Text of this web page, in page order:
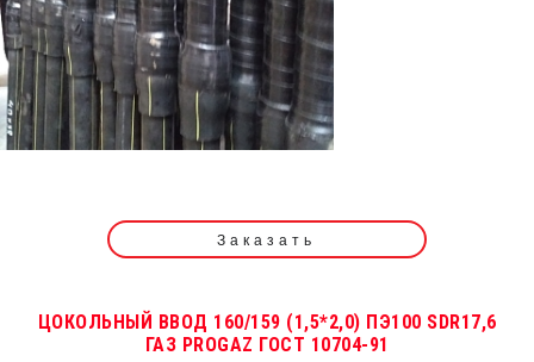
Заказать
ЦОКОЛЬНЫЙ ВВОД 160/159 (1,5*2,0) ПЭ100 SDR17,6
ГАЗ PROGAZ ГОСТ 10704-91